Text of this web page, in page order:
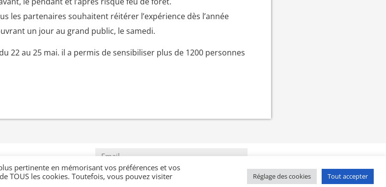
les partenaires souhaitent réitérer l’expérience dès l’année
un jour au grand public, le samedi.
du 22 au 25 mai. il a permis de sensibiliser plus de 1200 personnes
Suivez nous
S’INSCRIRE À NOTRE NEWSLETTER
Mentions légales
Gestion des cookies
pertinente en mémorisant vos préférences et vos
TOUS les cookies. Toutefois, vous pouvez visiter
Réglage des cookies Tout accepter